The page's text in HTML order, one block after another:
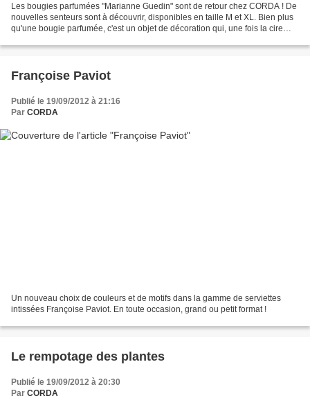
Les bougies parfumées "Marianne Guedin" sont de retour chez CORDA ! De
nouvelles senteurs sont à découvrir, disponibles en taille M et XL. Bien plus
qu'une bougie parfumée, c'est un objet de décoration qui, une fois la cire
Françoise Paviot
Publié le 19/09/2012 à 21:16
Par CORDA
Un nouveau choix de couleurs et de motifs dans la gamme de serviettes
intissées Françoise Paviot. En toute occasion, grand ou petit format !
Le rempotage des plantes
Publié le 19/09/2012 à 20:30
Par CORDA